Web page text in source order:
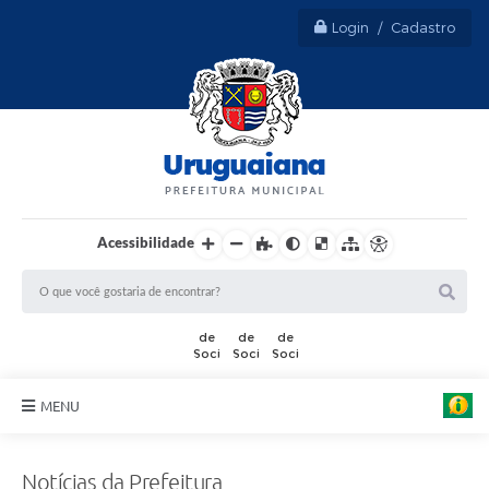
Login / Cadastro
Acessibilidade
MENU
Notícias da Prefeitura